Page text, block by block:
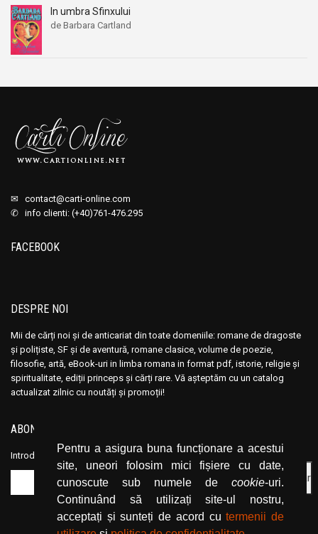
Pentru a asigura buna funcționare a acestui
site, uneori folosim mici fișiere cu date,
cunoscute sub numele de cookie-uri.
Continuând să utilizați site-ul nostru,
acceptați și sunteți de acord cutermenii de
In umbra Sfinxului
de Barbara Cartland
✉ contact@carti-online.com
✆ info clienti: (+40)761-476.295
FACEBOOK
DESPRE NOI
Mii de cărți noi și de anticariat din toate domeniile: romane de dragoste
și polițiste, SF și de aventură, romane clasice, volume de poezie,
filosofie, artă, eBook-uri in limba romana in format pdf, istorie, religie și
spiritualitate, ediții princeps și cărți rare. Vă așteptăm cu un catalog
actualizat zilnic cu noutăți și promoții!
ABONEAZĂ-TE LA NEWSLETTER
Introduceți adresa dvs. de email și dați click pe butonul de abonare.